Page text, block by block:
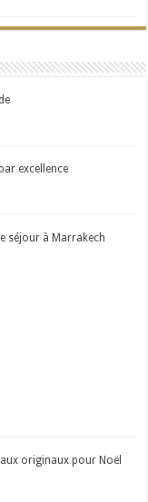
excellence
séjour à Marrakech
originaux pour Noël